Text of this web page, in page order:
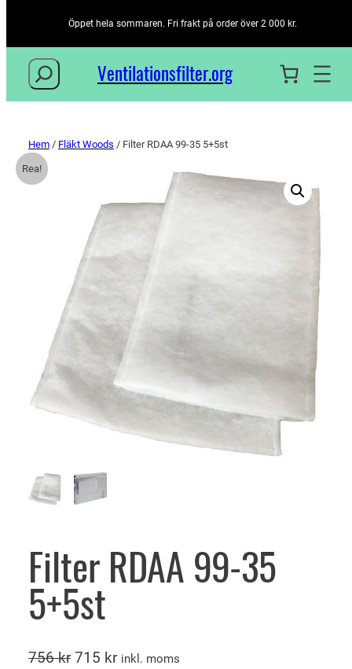
Öppet hela sommaren. Fri frakt på order över 2 000 kr.
Sök Ventilationsfilter­.org
Hem / Fläkt Woods / Filter RDAA 99-35 5+5st
Rea!
Filter RDAA 99-35
5+5st
756kr D
715 krDinkl. moms